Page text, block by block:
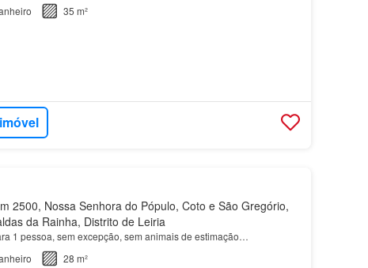
35 m²
2500, Nossa Senhora do Pópulo, Coto e São Gregório,
da Rainha, Distrito de Leiria
1 pessoa, sem excepção, sem animais de estimação…
28 m²